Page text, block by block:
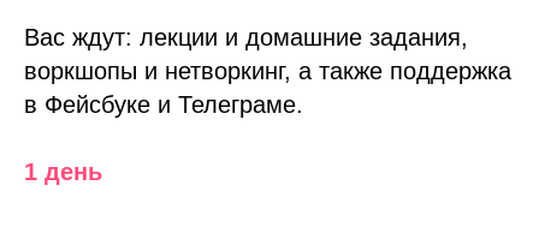
Вас ждут: лекции и домашние задания,
воркшопы и нетворкинг, а также поддержка
в Фейсбуке и Телеграме.
1 день